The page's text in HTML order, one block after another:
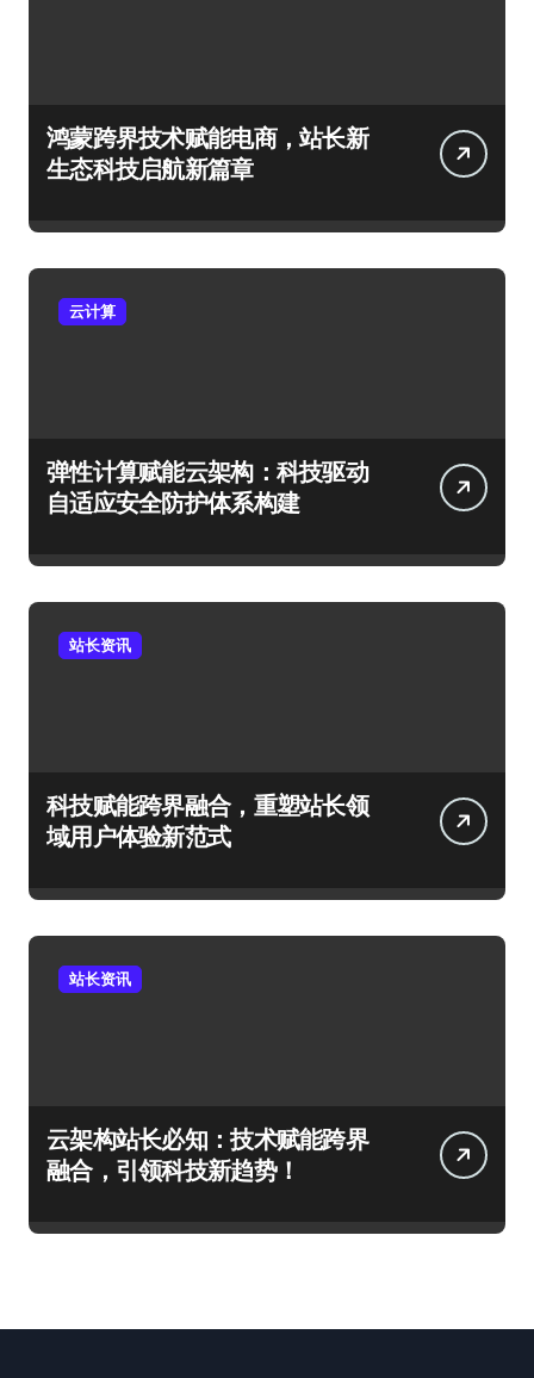
鸿蒙跨界技术赋能电商，站长新
生态科技启航新篇章
云计算
弹性计算赋能云架构：科技驱动
自适应安全防护体系构建
站长资讯
科技赋能跨界融合，重塑站长领
域用户体验新范式
站长资讯
云架构站长必知：技术赋能跨界
融合，引领科技新趋势！